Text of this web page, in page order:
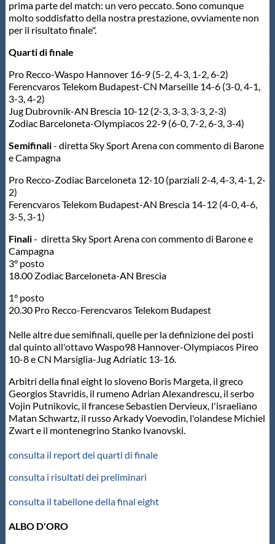
prima parte del match: un vero peccato. Sono comunque
molto soddisfatto della nostra prestazione, ovviamente non
per il risultato finale".
Quarti di finale
Pro Recco-Waspo Hannover 16-9 (5-2, 4-3, 1-2, 6-2)
Ferencvaros Telekom Budapest-CN Marseille 14-6 (3-0, 4-1,
3-3, 4-2)
Jug Dubrovnik-AN Brescia 10-12 (2-3, 3-3, 3-3, 2-3)
Zodiac Barceloneta-Olympiacos 22-9 (6-0, 7-2, 6-3, 3-4)
Semifinali- diretta Sky Sport Arena con commento di Barone
e Campagna
Pro Recco-Zodiac Barceloneta 12-10 (parziali 2-4, 4-3, 4-1, 2-
2)
Ferencvaros Telekom Budapest-AN Brescia 14-12 (4-0, 4-6,
3-5, 3-1)
Finali- diretta Sky Sport Arena con commento di Barone e
Campagna
3° posto
18.00 Zodiac Barceloneta-AN Brescia
1° posto
20.30 Pro Recco-Ferencvaros Telekom Budapest
Nelle altre due semifinali, quelle per la definizione dei posti
dal quinto all'ottavo Waspo98 Hannover-Olympiacos Pireo
10-8 e CN Marsiglia-Jug Adriatic 13-16.
Arbitri della final eight lo sloveno Boris Margeta, il greco
Georgios Stavridis, il rumeno Adrian Alexandrescu, il serbo
Vojin Putnikovic, il francese Sebastien Dervieux, l'israeliano
Matan Schwartz, il russo Arkady Voevodin, l'olandese Michiel
Zwart e il montenegrino Stanko Ivanovski.
consulta il report dei quarti di finale
consulta i risultati dei preliminari
consulta il tabellone della final eight
ALBO D'ORO